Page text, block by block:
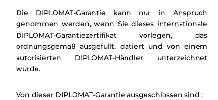
Die DIPLOMAT-Garantie kann nur in Anspruch
genommen werden, wenn Sie dieses internationale
DIPLOMAT-Garantiezertifikat vorlegen, das
ordnungsgemäß ausgefüllt, datiert und von einem
autorisierten DIPLOMAT-Händler unterzeichnet
wurde.
Von dieser DIPLOMAT-Garantie ausgeschlossen sind :